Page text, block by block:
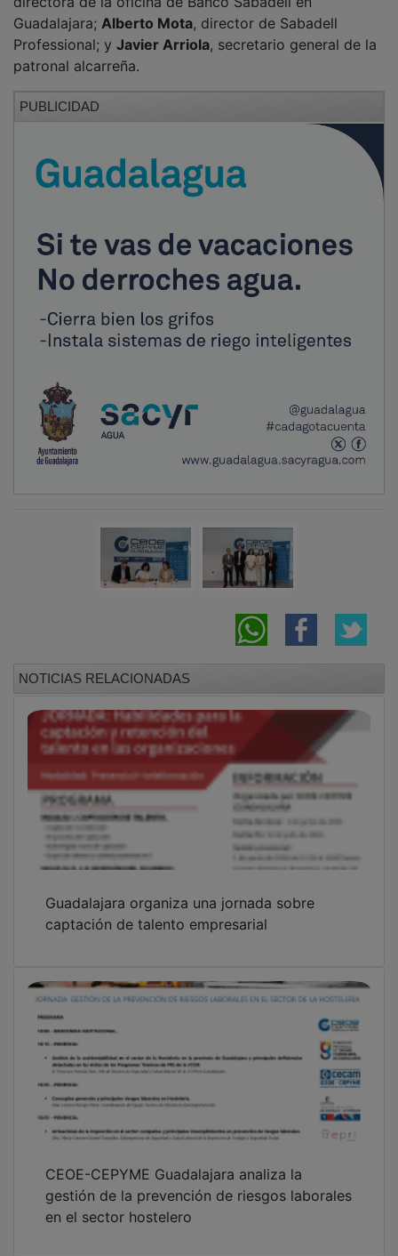
NOTICIAS RELACIONADAS
captación de talento empresarial
CEOE-CEPYME Guadalajara analiza la
gestión de la prevención de riesgos laborales
en el sector hostelero
Reunión institucional entre CEOE-CEPYME
Guadalajara y la Comandancia de la Guardia
Civil